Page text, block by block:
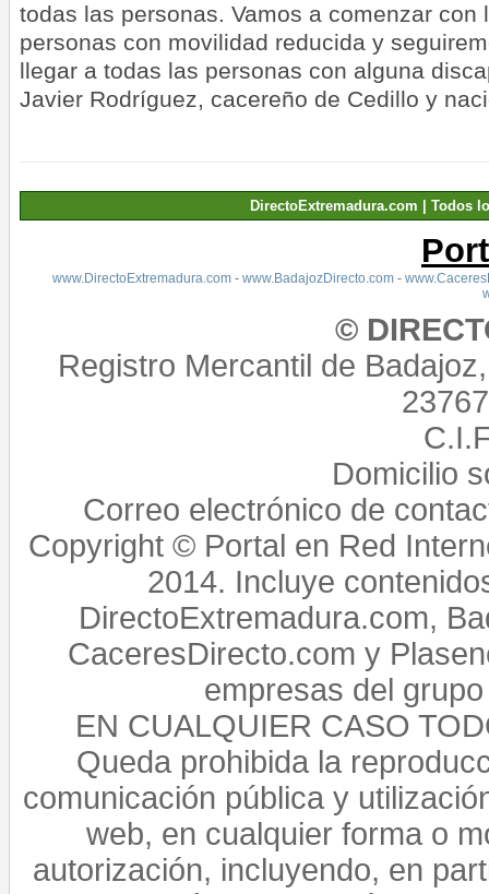
todas las personas. Vamos a comenzar con
personas con movilidad reducida y
llegar a todas las personas con alguna
Javier Rodríguez, cacereño de Cedillo y
DirectoExtremadura.com | Todos
www.DirectoExtremadura.com- www.BadajozDirecto.com-
©
Registro Mercantil de
Domicilio
Correo electrónico de
Copyright © Portal en Red
2014. Incluye
DirectoExtremadura.com,
CaceresDirecto.com y
empresas del
EN CUALQUIER CASO
Queda prohibida la
comunicación pública y
web, en cualquier forma o
autorización, incluyendo, en